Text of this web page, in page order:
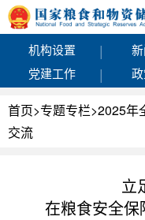
机构设置 |
党建工作
|
首页>专题专栏>2025年
交流
立
在粮食安全保